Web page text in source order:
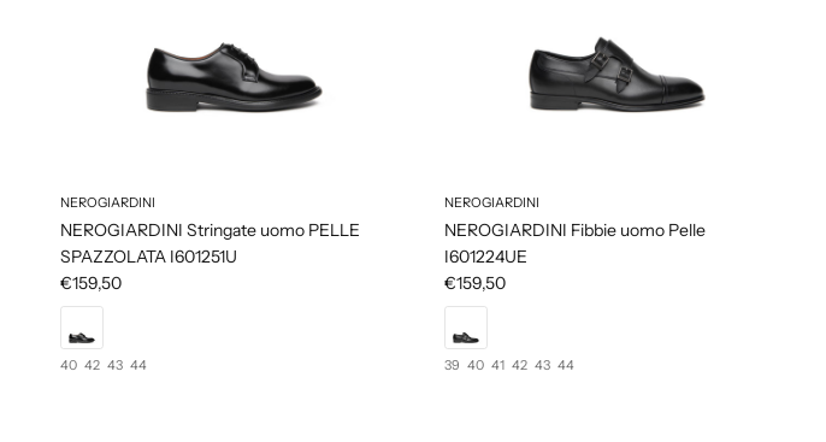
NEROGIARDINI
NEROGIARDINI Stringate uomo PELLE
SPAZZOLATA I601251U
€159,50
40 42 43 44
NEROGIARDINI
NEROGIARDINI Fibbie uomo Pelle
I601224UE
€159,50
39 40 41 42 43 44